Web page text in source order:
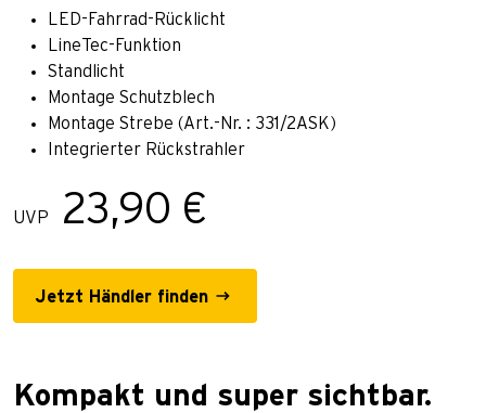
LED-Fahrrad-Rücklicht
LineTec-Funktion
Standlicht
Montage Schutzblech
Montage Strebe (Art.-Nr. : 331/2ASK)
Integrierter Rückstrahler
UVP 23,90 €
Jetzt Händler finden
Kompakt und super sichtbar.